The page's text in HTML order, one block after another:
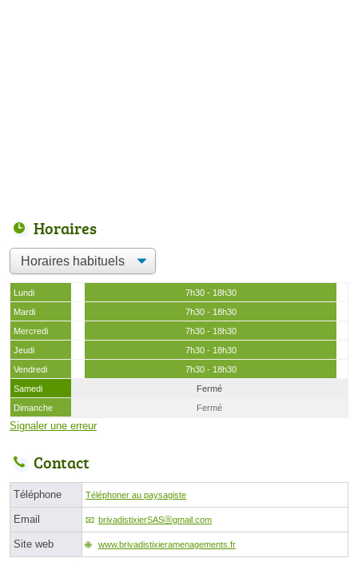
Horaires
Lundi
7h30 - 18h30
Mardi
7h30 - 18h30
Mercredi
7h30 - 18h30
Jeudi
7h30 - 18h30
Vendredi
7h30 - 18h30
Samedi
Fermé
Dimanche
Fermé
Signaler une erreur
Contact
Téléphone Téléphoner au paysagiste
Email brivadistixierSASⓐgmail.com
Site web www.brivadistixieramenagements.fr